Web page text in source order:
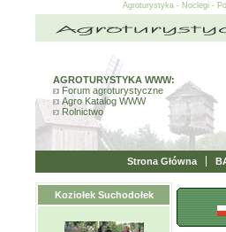
Agroturystyka - Noclegi -
AGROTURYSTYKA WWW:
Forum agroturystyczne
Agro Katalog WWW
Rolnictwo
Strona Główna
Koziołek Suchodołek